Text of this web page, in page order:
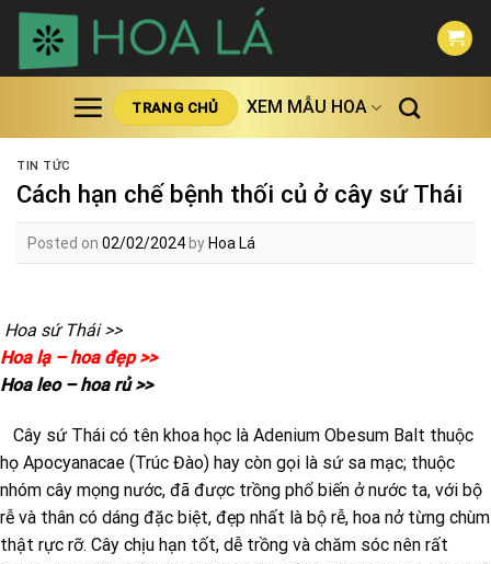
Skip
content
TRANG CHỦ XEM MẪU HOA
TIN TỨC
Cách hạn chế bệnh thối củ ở cây sứ Thái
Posted on 02/02/2024 by Hoa Lá
Hoa sứ Thái >>
Hoa lạ – hoa đẹp >>
Hoa leo – hoa rủ >>
Cây sứ Thái có tên khoa học là Adenium Obesum Balt thuộc
họ Apocyanacae (Trúc Đào) hay còn gọi là sứ sa mạc; thuộc
nhóm cây mọng nước, đã được trồng phổ biến ở nước ta, với bộ
rễ và thân có dáng đặc biệt, đẹp nhất là bộ rễ, hoa nở từng chùm
thật rực rỡ. Cây chịu hạn tốt, dễ trồng và chăm sóc nên rất